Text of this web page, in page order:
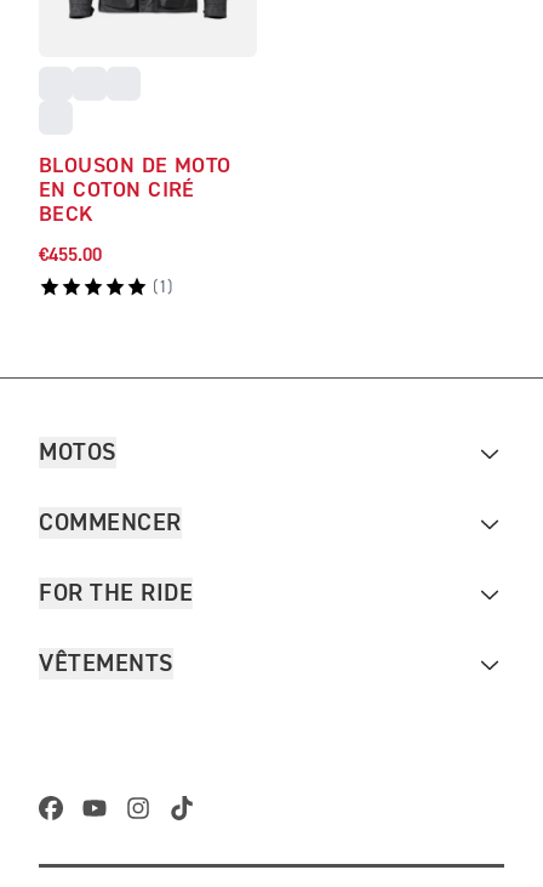
BLOUSON DE MOTO
EN COTON CIRÉ
BECK
€455.00
( 1 )
MOTOS
COMMENCER
FOR THE RIDE
VÊTEMENTS